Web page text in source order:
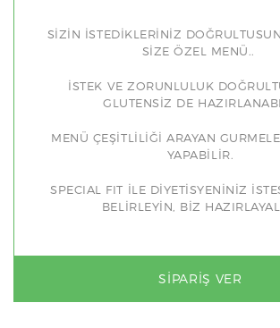
SİZİN İSTEDİKLERİNİZ
SİZE ÖZEL MENÜ..
İSTEK VE ZORUNLULUK
GLUTENSİZ DE
MENÜ ÇEŞİTLİLİĞİ ARAYAN
YAPABİLİR.
SPECIAL FIT İLE DİYETİSYENİNİZ
BELİRLEYİN, BİZ
SIPARIŞ VER